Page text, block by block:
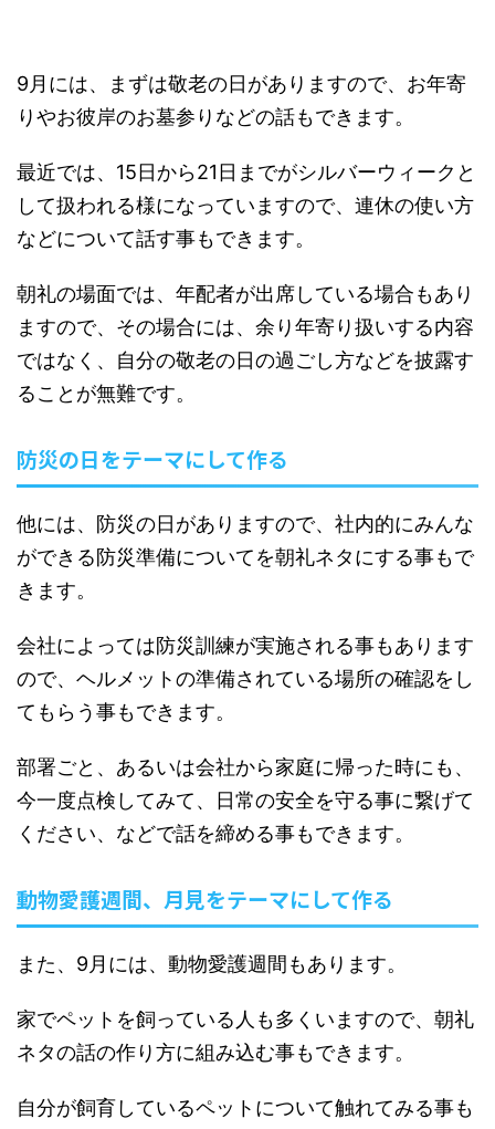
9月には、まずは敬老の日がありますので、お年寄
りやお彼岸のお墓参りなどの話もできます。
最近では、15日から21日までがシルバーウィークと
して扱われる様になっていますので、連休の使い方
などについて話す事もできます。
朝礼の場面では、年配者が出席している場合もあり
ますので、その場合には、余り年寄り扱いする内容
ではなく、自分の敬老の日の過ごし方などを披露す
ることが無難です。
防災の日をテーマにして作る
他には、防災の日がありますので、社内的にみんな
ができる防災準備についてを朝礼ネタにする事もで
きます。
会社によっては防災訓練が実施される事もあります
ので、ヘルメットの準備されている場所の確認をし
てもらう事もできます。
部署ごと、あるいは会社から家庭に帰った時にも、
今一度点検してみて、日常の安全を守る事に繋げて
ください、などで話を締める事もできます。
動物愛護週間、月見をテーマにして作る
また、9月には、動物愛護週間もあります。
家でペットを飼っている人も多くいますので、朝礼
ネタの話の作り方に組み込む事もできます。
自分が飼育しているペットについて触れてみる事も